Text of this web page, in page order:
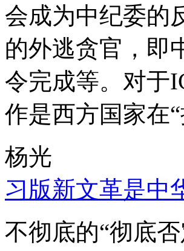
会成为中纪委的
的外逃贪官，即
令完成等。对于
作是西方国家在
杨光
习版新文革是中
不彻底的“彻底